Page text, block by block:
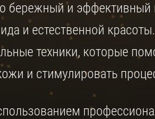
бережный и
и естественной
техники, которые
и стимулировать